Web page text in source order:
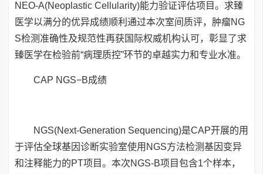
NEO-A(Neoplastic Cellularity)能力验证评估项目。求臻
医学以满分的优异成绩顺利通过本次室间质评，肿瘤NG
S检测准确性及规范性再获国际权威机构认可，彰显了求
臻医学在检验前“病理质控”环节的卓越实力和专业水准。
CAP NGS−B成绩
NGS(Next-Generation Sequencing)是CAP开展的用
于评估全球基因诊断实验室使用NGS方法检测基因变异
和注释能力的PT项目。本次NGS-B项目包含1个样本，